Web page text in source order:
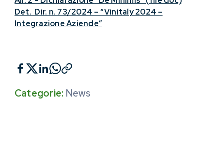
Det. Dir. n. 73/2024 – “Vinitaly 2024 –
Integrazione Aziende”
Categorie: News